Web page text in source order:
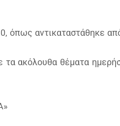
όπως αντικαταστάθηκε
τα ακόλουθα θέματα